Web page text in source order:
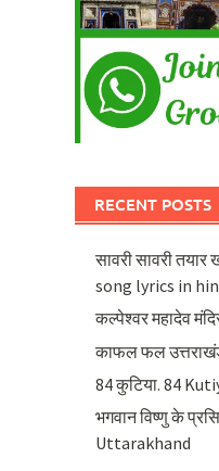
RECENT POSTS
सावरी सावरी
song lyrics in
कल्पेश्वर महादेव
काफल फल
84 कुटिया. 84
भगवान विष्णु के
Uttarakhand